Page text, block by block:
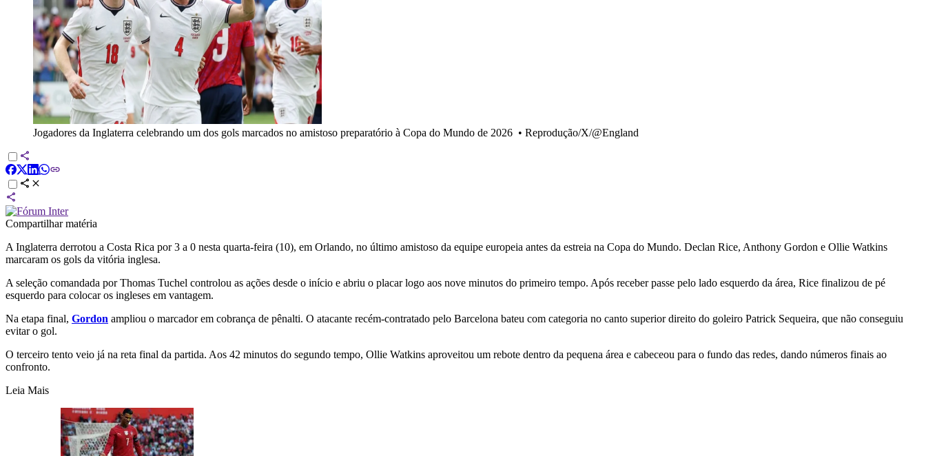
Jogadores da Inglaterra celebrando um dos gols marcados no amistoso preparatório à Copa do Mundo de 2026 • Reprodução/X/@England
Compartilhar matéria
A Inglaterra derrotou a Costa Rica por 3 a 0 nesta quarta-feira (10), em Orlando, no último amistoso da equipe europeia antes da estreia na Copa do Mundo. Declan Rice, Anthony Gordon e Ollie Watkins
marcaram os gols da vitória inglesa.
A seleção comandada por Thomas Tuchel controlou as ações desde o início e abriu o placar logo aos nove minutos do primeiro tempo. Após receber passe pelo lado esquerdo da área, Rice finalizou de pé
esquerdo para colocar os ingleses em vantagem.
Na etapa final, Gordon ampliou o marcador em cobrança de pênalti. O atacante recém-contratado pelo Barcelona bateu com categoria no canto superior direito do goleiro Patrick Sequeira, que não conseguiu
evitar o gol.
O terceiro tento veio já na reta final da partida. Aos 42 minutos do segundo tempo, Ollie Watkins aproveitou um rebote dentro da pequena área e cabeceou para o fundo das redes, dando números finais ao
confronto.
Leia Mais